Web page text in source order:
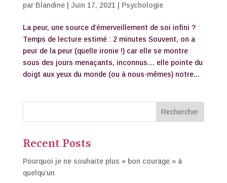
par Blandine| Juin 17, 2021 | Psychologie
La peur, une source d’émerveillement de soi infini ?
Temps de lecture estimé : 2 minutes Souvent, on a
peur de la peur (quelle ironie !) car elle se montre
sous des jours menaçants, inconnus… elle pointe du
doigt aux yeux du monde (ou à nous-mêmes) notre...
Rechercher
Recent Posts
Pourquoi je ne souhaite plus « bon courage » à
quelqu’un